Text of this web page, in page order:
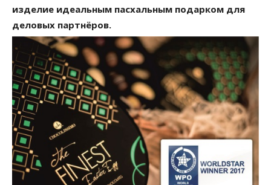
изделие идеальным пасхальным подарком для
деловых партнёров.